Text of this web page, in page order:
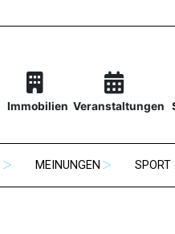
Immobilien Veranstaltungen
MEINUNGEN SPORT